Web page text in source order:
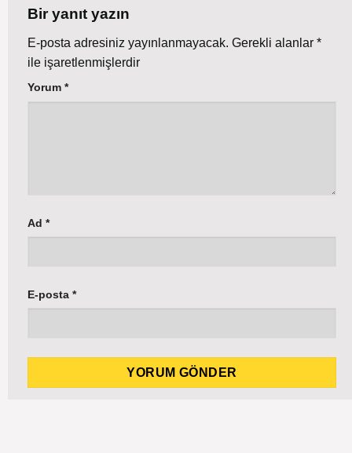
Bir yanıt yazın
E-posta adresiniz yayınlanmayacak. Gerekli alanlar *
ile işaretlenmişlerdir
Yorum *
Ad *
E-posta *